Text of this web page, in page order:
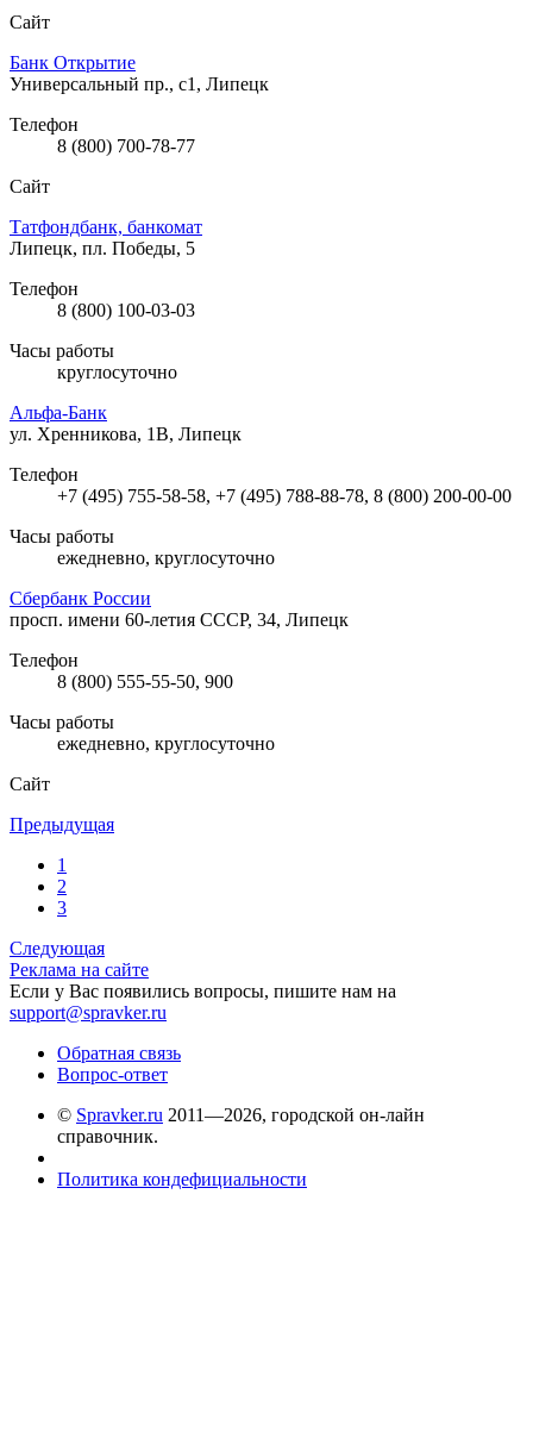
Сайт
Банк Открытие
Универсальный пр., с1, Липецк
Телефон
8 (800) 700-78-77
Сайт
Татфондбанк, банкомат
Липецк, пл. Победы, 5
Телефон
8 (800) 100-03-03
Часы работы
круглосуточно
Альфа-Банк
ул. Хренникова, 1В, Липецк
Телефон
+7 (495) 755-58-58, +7 (495) 788-88-78, 8 (800) 200-00-00
Часы работы
ежедневно, круглосуточно
Сбербанк России
просп. имени 60-летия СССР, 34, Липецк
Телефон
8 (800) 555-55-50, 900
Часы работы
ежедневно, круглосуточно
Сайт
Предыдущая
1
2
3
Следующая
Реклама на сайте
Если у Вас появились вопросы, пишите нам на
support@spravker.ru
Обратная связь
Вопрос-ответ
© Spravker.ru 2011—2026, городской он-лайн
справочник.
Политика кондефициальности